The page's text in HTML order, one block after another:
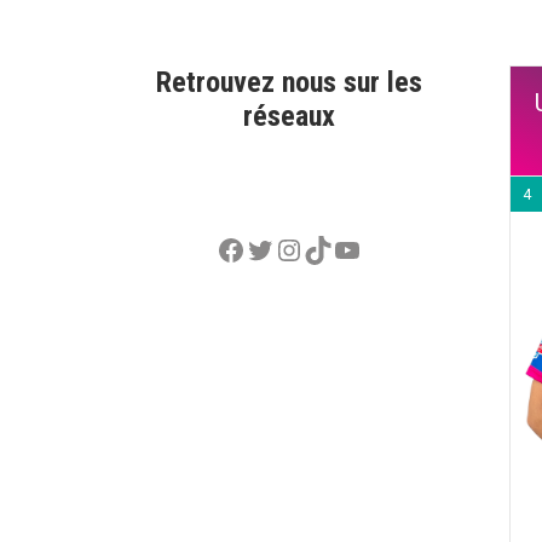
Retrouvez nous sur les
réseaux
Facebook
Twitter
Instagram
TikTok
YouTube
4